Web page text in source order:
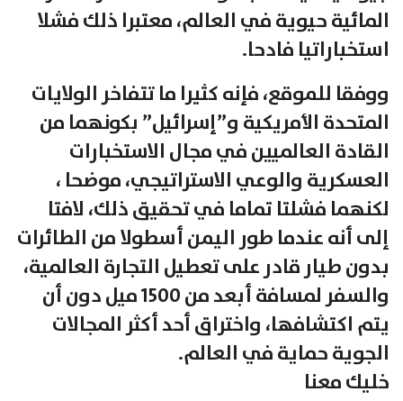
المائية حيوية في العالم، معتبرا ذلك فشلا
استخباراتيا فادحا.
ووفقا للموقع، فإنه كثيرا ما تتفاخر الولايات
المتحدة الأمريكية و”إسرائيل” بكونهما من
القادة العالميين في مجال الاستخبارات
العسكرية والوعي الاستراتيجي، موضحا ،
لكنهما فشلتا تماما في تحقيق ذلك، لافتا
إلى أنه عندما طور اليمن أسطولا من الطائرات
بدون طيار قادر على تعطيل التجارة العالمية،
والسفر لمسافة أبعد من 1500 ميل دون أن
يتم اكتشافها، واختراق أحد أكثر المجالات
الجوية حماية في العالم.
خليك معنا